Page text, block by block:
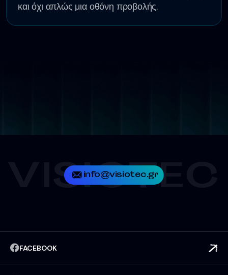
και όχι απλώς μια οθόνη προβολής.
VISIOTEC
info@visiotec.gr
FACEBOOK